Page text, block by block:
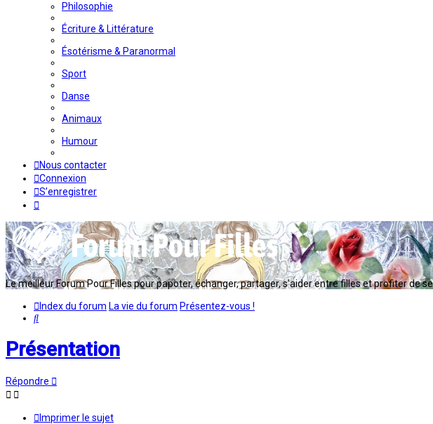
Philosophie
Écriture & Littérature
Ésotérisme & Paranormal
Sport
Danse
Animaux
Humour
Nous contacter
Connexion
S’enregistrer
Le meilleur Forum Pour Filles pour papoter, échanger, partager, s'aider entre filles et profiter de
Index du forum La vie du forum Présentez-vous !
Rechercher
Présentation
Répondre
Imprimer le sujet